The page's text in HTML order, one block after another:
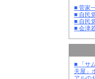
■ 菅家
■ 自民
■ 自民
■ 会津
■ 「サ
夫屋」